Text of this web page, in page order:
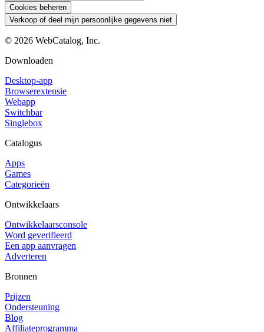
Cookies beheren
Verkoop of deel mijn persoonlijke gegevens niet
© 2026 WebCatalog, Inc.
Downloaden
Desktop-app
Browserextensie
Webapp
Switchbar
Singlebox
Catalogus
Apps
Games
Categorieën
Ontwikkelaars
Ontwikkelaarsconsole
Word geverifieerd
Een app aanvragen
Adverteren
Bronnen
Prijzen
Ondersteuning
Blog
Affiliateprogramma